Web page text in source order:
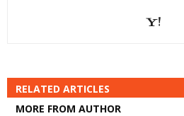
RELATED ARTICLES
MORE FROM AUTHOR